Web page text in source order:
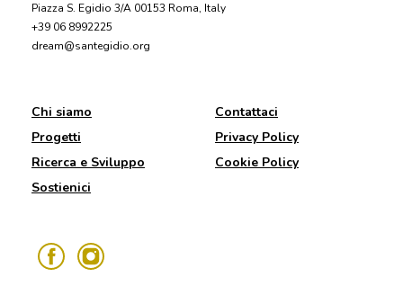
Piazza S. Egidio 3/A 00153 Roma, Italy
+39 06 8992225
dream@santegidio.org
Chi siamo
Progetti
Ricerca e Sviluppo
Sostienici
Contattaci
Privacy Policy
Cookie Policy